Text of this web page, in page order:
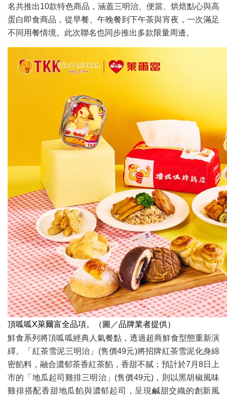
名共推出10款特色商品，涵蓋三明治、便當、烘焙點心與高
蛋白即食商品，從早餐、午晚餐到下午茶與宵夜，一次滿足
不同用餐情境。此次聯名也同步推出多款限量周邊。
頂呱呱X萊爾富全品項。（圖／品牌業者提供）
鮮食系列將頂呱呱經典人氣餐點，透過超商鮮食型態重新演
繹。「紅茶雪泥三明治」(售價49元)將招牌紅茶雪泥化身綿
密餡料，融合濃郁茶香紅茶餡，香甜不膩；預計於7月8日上
市的「地瓜起司雞排三明治」(售價49元)，則以黑胡椒風味
雞排搭配香甜地瓜餡與濃郁起司，呈現鹹甜交織的創新風